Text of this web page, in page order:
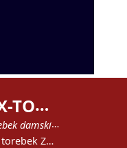
Z
ORMAX-TOREBKI
Hurtownia torebek damskich
Hurtownia torebek ZORMAX